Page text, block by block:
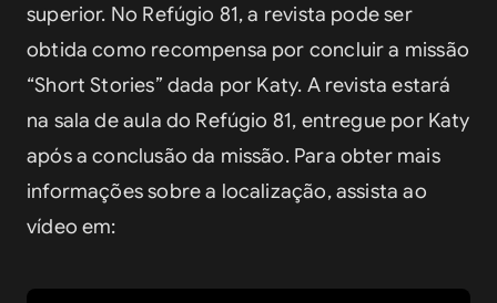
superior. No Refúgio 81, a revista pode ser
obtida como recompensa por concluir a missão
“Short Stories” dada por Katy. A revista estará
na sala de aula do Refúgio 81, entregue por Katy
após a conclusão da missão. Para obter mais
informações sobre a localização, assista ao
vídeo em: